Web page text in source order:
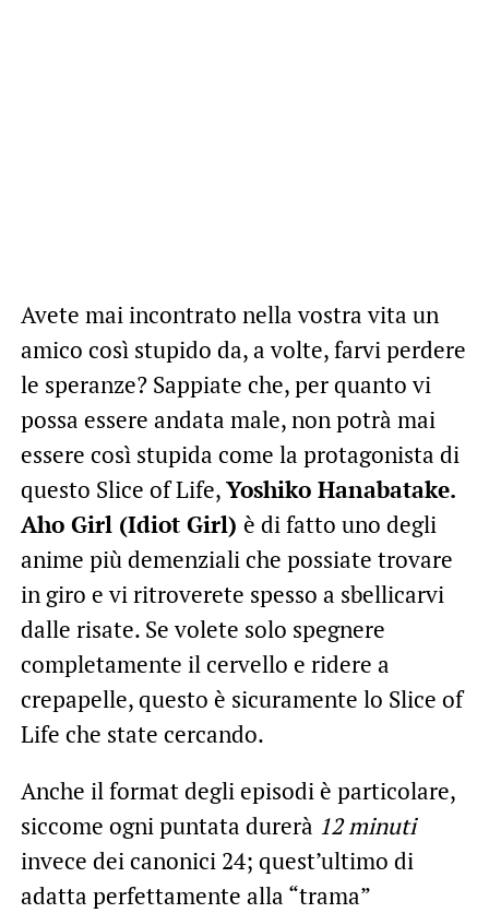
Avete mai incontrato nella vostra vita un
amico così stupido da, a volte, farvi perdere
le speranze? Sappiate che, per quanto vi
possa essere andata male, non potrà mai
essere così stupida come la protagonista di
questo Slice of Life,Yoshiko Hanabatake.
Aho Girl (Idiot Girl) è di fatto uno degli
anime più demenziali che possiate trovare
in giro e vi ritroverete spesso a sbellicarvi
dalle risate. Se volete solo spegnere
completamente il cervello e ridere a
crepapelle, questo è sicuramente lo Slice of
Life che state cercando.
Anche il format degli episodi è particolare,
siccome ogni puntata durerà 12 minuti
invece dei canonici 24; quest’ultimo di
adatta perfettamente alla “trama”